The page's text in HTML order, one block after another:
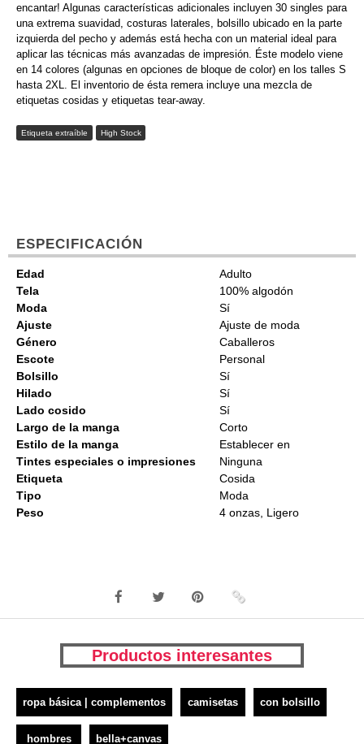
encantar! Algunas características adicionales incluyen 30 singles para
una extrema suavidad, costuras laterales, bolsillo ubicado en la parte
izquierda del pecho y además está hecha con un material ideal para
aplicar las técnicas más avanzadas de impresión. Éste modelo viene
en 14 colores (algunas en opciones de bloque de color) en los talles S
hasta 2XL. El inventorio de ésta remera incluye una mezcla de
etiquetas cosidas y etiquetas tear-away.
Etiqueta extraíble High Stock
ESPECIFICACIÓN
Edad
Adulto
Tela
100% algodón
Moda
Sí
Ajuste
Ajuste de moda
Género
Caballeros
Escote
Personal
Bolsillo
Sí
Hilado
Sí
Lado cosido
Sí
Largo de la manga
Corto
Estilo de la manga
Establecer en
Tintes especiales o impresiones
Ninguna
Etiqueta
Cosida
Tipo
Moda
Peso
4 onzas, Ligero
Productos interesantes
ropa básica | complementos camisetas con bolsillo
hombres bella+canvas